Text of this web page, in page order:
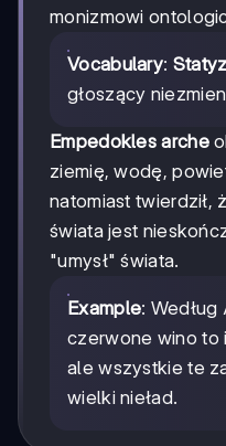
monizmowi
Vocabulary:
głoszący
Empedokles arche
ziemię, wodę,
natomiast twierdził,
świata jest
"umysł" świata.
Example: Według
czerwone wino to
ale wszystkie te
wielki nieład.